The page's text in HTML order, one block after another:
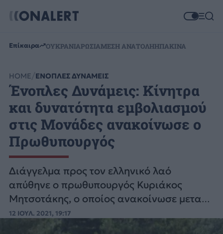
Επίκαιρα ΟΥΚΡΑΝΙΑΡΩΣΙΑΜΕΣΗ ΑΝΑΤΟΛΗΗΠΑΚΙΝΑ
HOME ΕΝΟΠΛΕΣ ΔΥΝΑΜΕΙΣ
Ένοπλες Δυνάμεις: Κίνητρα
και δυνατότητα εμβολιασμού
στις Μονάδες ανακοίνωσε ο
Πρωθυπουργός
Διάγγελμα προς τον ελληνικό λαό
απύθηνε ο πρωθυπουργός Κυριάκος
Μητσοτάκης, ο οποίος ανακοίνωσε μεταξύ
άλλων και ειδική πρόνοια για τις Ένοπλες
Δυνάμεις.
12 ΙΟΥΛ. 2021, 19:17